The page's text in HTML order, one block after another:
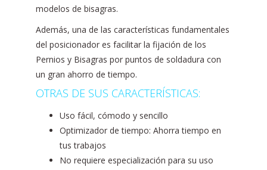
modelos de bisagras.
Además, una de las características fundamentales
del posicionador es facilitar la fijación de los
Pernios y Bisagras por puntos de soldadura con
un gran ahorro de tiempo.
OTRAS DE SUS CARACTERÍSTICAS:
Uso fácil, cómodo y sencillo
Optimizador de tiempo: Ahorra tiempo en
tus trabajos
No requiere especialización para su uso